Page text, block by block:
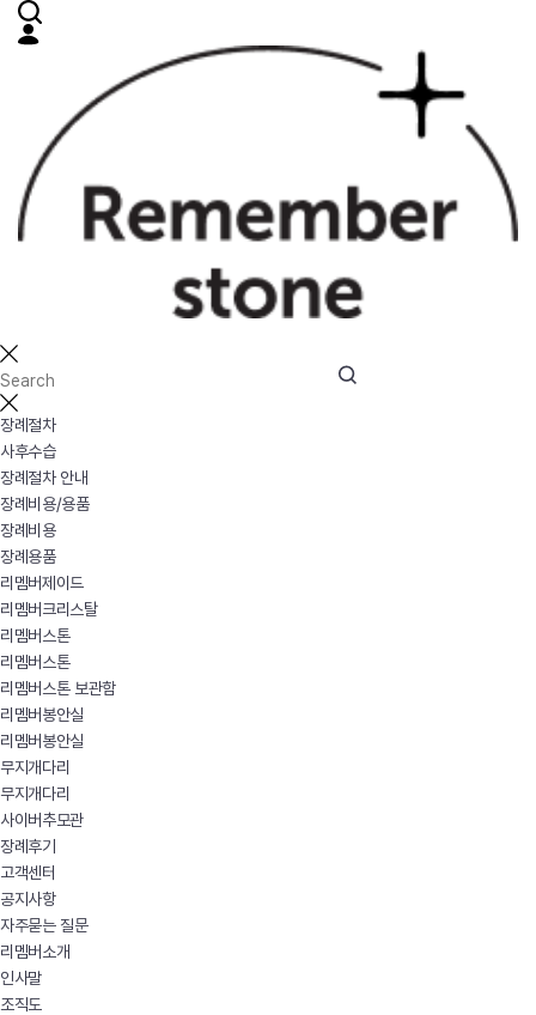
장례절차
사후수습
장례절차 안내
장례비용/용품
장례비용
장례용품
리멤버제이드
리멤버크리스탈
리멤버스톤
리멤버스톤
리멤버스톤 보관함
리멤버봉안실
리멤버봉안실
무지개다리
무지개다리
사이버추모관
장례후기
고객센터
공지사항
자주묻는 질문
리멤버소개
인사말
조직도